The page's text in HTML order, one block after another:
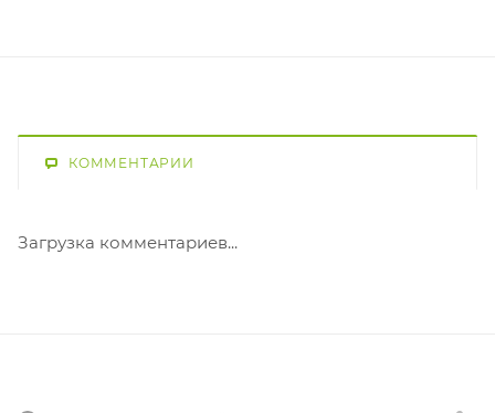
КОММЕНТАРИИ
Загрузка комментариев...